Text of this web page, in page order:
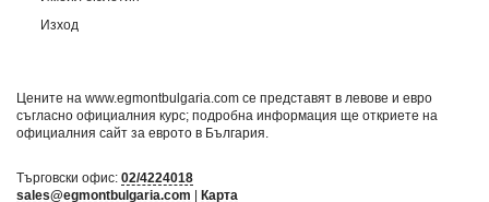
Изход
Цените на www.egmontbulgaria.com се представят в левове и евро
съгласно официалния курс; подробна информация ще откриете на
официалния сайт за еврото в България
Търговски офис: 02/4224018
sales@egmontbulgaria.com
Карта